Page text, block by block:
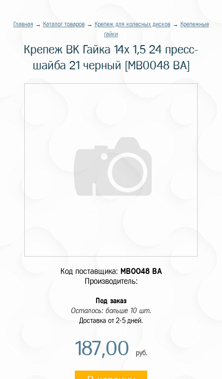
Главная→ Каталог товаров→ Крепеж для колесных дисков→ Крепежные
гайки
Крепеж BK Гайка 14x 1,5 24 пресс-
шайба 21 черный [MB0048 BA]
Код поставщика: MB0048 BA
Производитель:
Под заказ
Осталось: больше 10 шт.
Доставка от 2-5 дней.
187,00 руб.